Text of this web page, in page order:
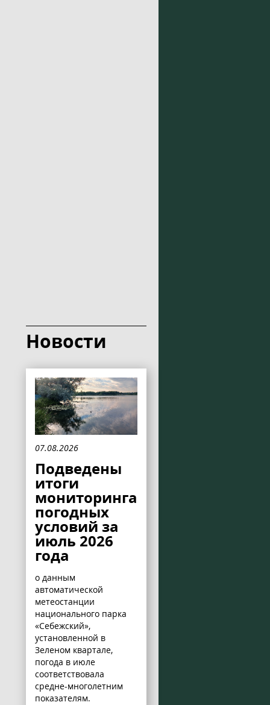
Новости
07.08.2026
Подведены
итоги
мониторинга
погодных
условий за
июль 2026
года
о данным
автоматической
метеостанции
национального парка
«Себежский»,
установленной в
Зеленом квартале,
погода в июле
соответствовала
средне-многолетним
показателям.